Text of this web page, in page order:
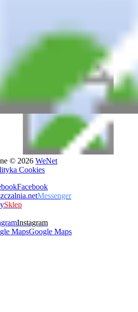
© 2026 WeNet
Cookies
Facebook
Messenger
Sklep
Instagram
Google Maps